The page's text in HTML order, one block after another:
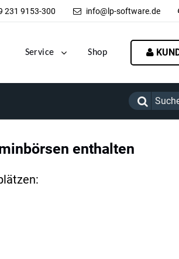
231 9153-300 info@lp-software.de
Service Shop
enthalten